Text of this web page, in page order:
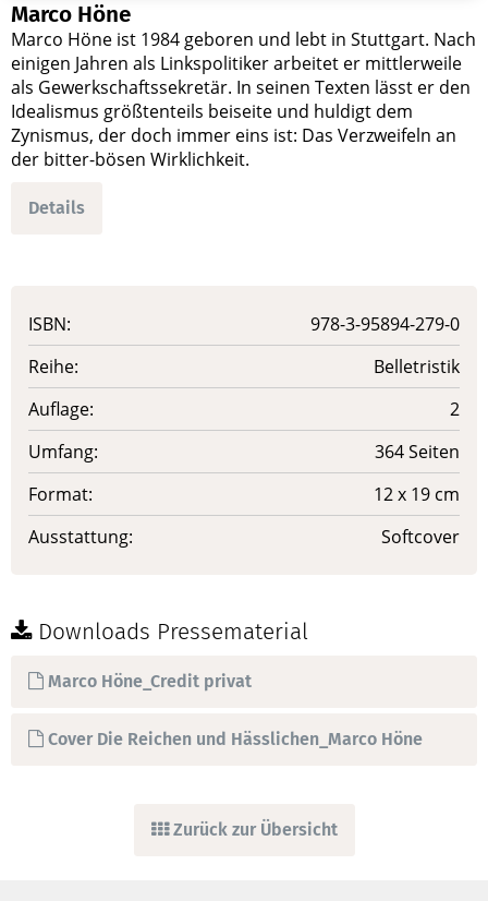
Marco Höne
Marco Höne ist 1984 geboren und lebt in Stuttgart. Nach
einigen Jahren als Linkspolitiker arbeitet er mittlerweile
als Gewerkschaftssekretär. In seinen Texten lässt er den
Idealismus größtenteils beiseite und huldigt dem
Zynismus, der doch immer eins ist: Das Verzweifeln an
der bitter-bösen Wirklichkeit.
Details
ISBN:
978-3-95894-279-0
Reihe:
Belletristik
Auflage:
2
Umfang:
364 Seiten
Format:
12 x 19 cm
Ausstattung:
Softcover
Downloads Pressematerial
Marco Höne_Credit privat
Cover Die Reichen und Hässlichen_Marco Höne
Zurück zur Übersicht